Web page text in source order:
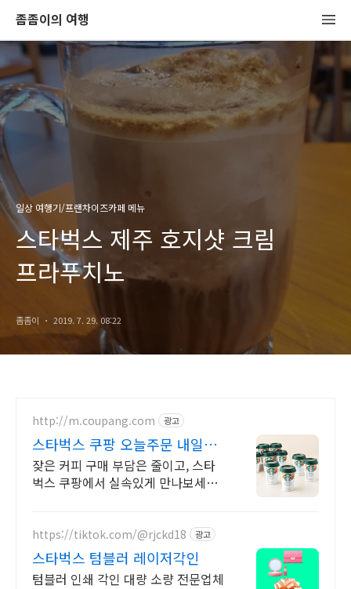
좀좀이의 여행
일상 여행기/프랜차이즈카페 메뉴
스타벅스 제주 호지샷 크림
프라푸치노
좀좀이 2019. 7. 29. 08:22
http://m.coupang.com 광고
스타벅스 쿠팡 오늘주문 내일도
착 로켓배송
잦은 커피 구매 부담은 줄이고, 스타
벅스 쿠팡에서 실속있게 만나보세요!
보세요!
https://tiktok.com/@rjckd18 광고
스타벅스 텀블러 레이저각인
텀블러 인쇄 각인 대량 소량 전문업체